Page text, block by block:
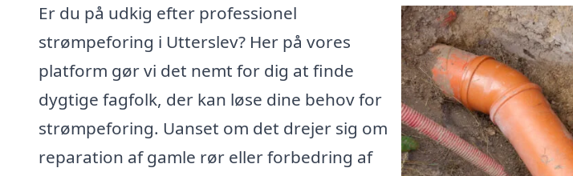
Er du på udkig efter professionel
strømpeforing i Utterslev? Her på vores
platform gør vi det nemt for dig at finde
dygtige fagfolk, der kan løse dine behov for
strømpeforing. Uanset om det drejer sig om
reparation af gamle rør eller forbedring af